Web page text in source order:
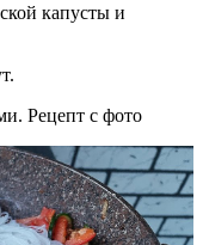
капусты и